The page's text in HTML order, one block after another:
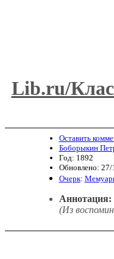
Lib.ru/
Оставить
Боборыкин
Год: 1892
Обновлено: 27/
Очерк:
Аннотация:
(Из